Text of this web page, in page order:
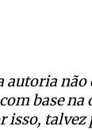
autoria não
base
isso, talvez